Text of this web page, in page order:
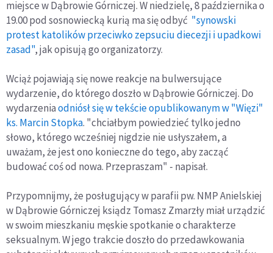
miejsce w Dąbrowie Górniczej. W niedzielę, 8 października o
19.00 pod sosnowiecką kurią ma się odbyć "synowski
protest katolików przeciwko zepsuciu diecezji i upadkowi
zasad", jak opisują go organizatorzy.
Wciąż pojawiają się nowe reakcje na bulwersujące
wydarzenie, do którego doszło w Dąbrowie Górniczej. Do
wydarzeniaodniósł się w tekście opublikowanym w "Więzi"
ks. Marcin Stopka. "chciałbym powiedzieć tylko jedno
słowo, którego wcześniej nigdzie nie usłyszałem, a
uważam, że jest ono konieczne do tego, aby zacząć
budować coś od nowa. Przepraszam" - napisał.
Przypomnijmy, że posługujący w parafii pw. NMP Anielskiej
w Dąbrowie Górniczej ksiądz Tomasz Zmarzły miał urządzić
w swoim mieszkaniu męskie spotkanie o charakterze
seksualnym. W jego trakcie doszło do przedawkowania